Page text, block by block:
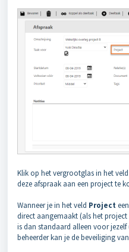
Klik op het vergrootglas in het veld
deze afspraak aan een project te
Wanneer je in het veld Project
direct aangemaakt (als het
is dan standaard alleen voor
beheerder kan je de beveiliging